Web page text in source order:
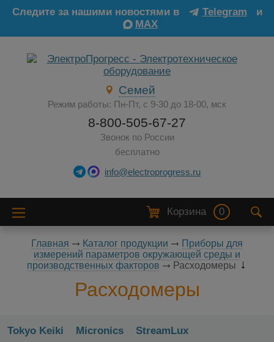
Следите за нашими новостями в Telegram
и
MAX
Семей
Режим работы: Пн-Пт, с 9-30 до 18-00, мск
8-800-505-67-27
Звонок по России
бесплатно
info@electroprogress.ru
Корзина 0
Главная Каталог продукции
Приборы для
измерений параметров окружающей среды и
производственных факторов
Расходомеры
Расходомеры
Tokyo Keiki Micronics StreamLux